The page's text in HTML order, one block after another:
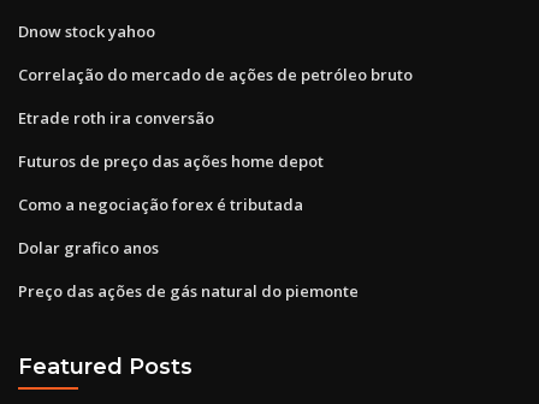
Dnow stock yahoo
Correlação do mercado de ações de petróleo bruto
Etrade roth ira conversão
Futuros de preço das ações home depot
Como a negociação forex é tributada
Dolar grafico anos
Preço das ações de gás natural do piemonte
Featured Posts